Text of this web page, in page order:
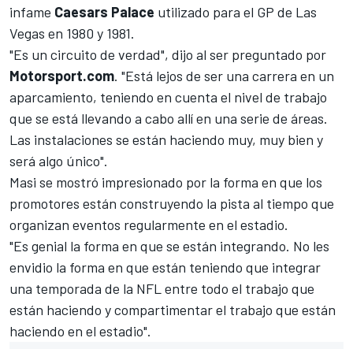
infame Caesars Palace utilizado para el GP de Las
Vegas en 1980 y 1981.
"Es un circuito de verdad", dijo al ser preguntado por
Motorsport.com. "Está lejos de ser una carrera en un
aparcamiento, teniendo en cuenta el nivel de trabajo
que se está llevando a cabo allí en una serie de áreas.
Las instalaciones se están haciendo muy, muy bien y
será algo único".
Masi se mostró impresionado por la forma en que los
promotores están construyendo la pista al tiempo que
organizan eventos regularmente en el estadio.
"Es genial la forma en que se están integrando. No les
envidio la forma en que están teniendo que integrar
una temporada de la NFL entre todo el trabajo que
están haciendo y compartimentar el trabajo que están
haciendo en el estadio".